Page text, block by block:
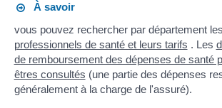
À savoir
vous pouvez rechercher par département les
professionnels de santé et leurs tarifs . Les
de remboursement des dépenses de santé
êtres consultés (une partie des dépenses
généralement à la charge de l'assuré).